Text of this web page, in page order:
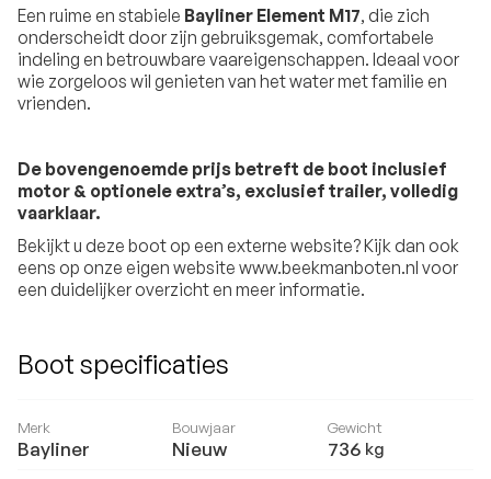
Een ruime en stabiele Bayliner Element M17, die zich
onderscheidt door zijn gebruiksgemak, comfortabele
indeling en betrouwbare vaareigenschappen. Ideaal voor
wie zorgeloos wil genieten van het water met familie en
vrienden.
De bovengenoemde prijs betreft de boot inclusief
motor & optionele extra’s, exclusief trailer, volledig
vaarklaar.
Bekijkt u deze boot op een externe website? Kijk dan ook
eens op onze eigen website www.beekmanboten.nl voor
een duidelijker overzicht en meer informatie.
Boot specificaties
Merk
Bayliner
Bouwjaar
Nieuw
Gewicht
736 kg